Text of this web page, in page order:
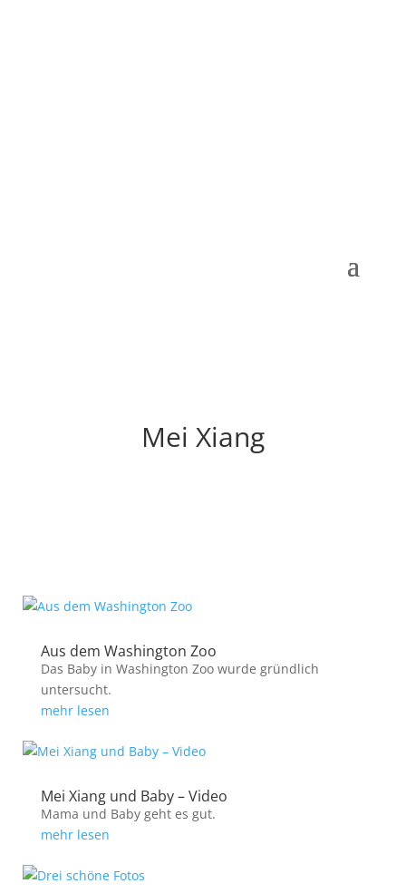
Mei Xiang
Aus dem Washington Zoo
Das Baby in Washington Zoo wurde gründlich
untersucht.
mehr lesen
Mei Xiang und Baby – Video
Mama und Baby geht es gut.
mehr lesen